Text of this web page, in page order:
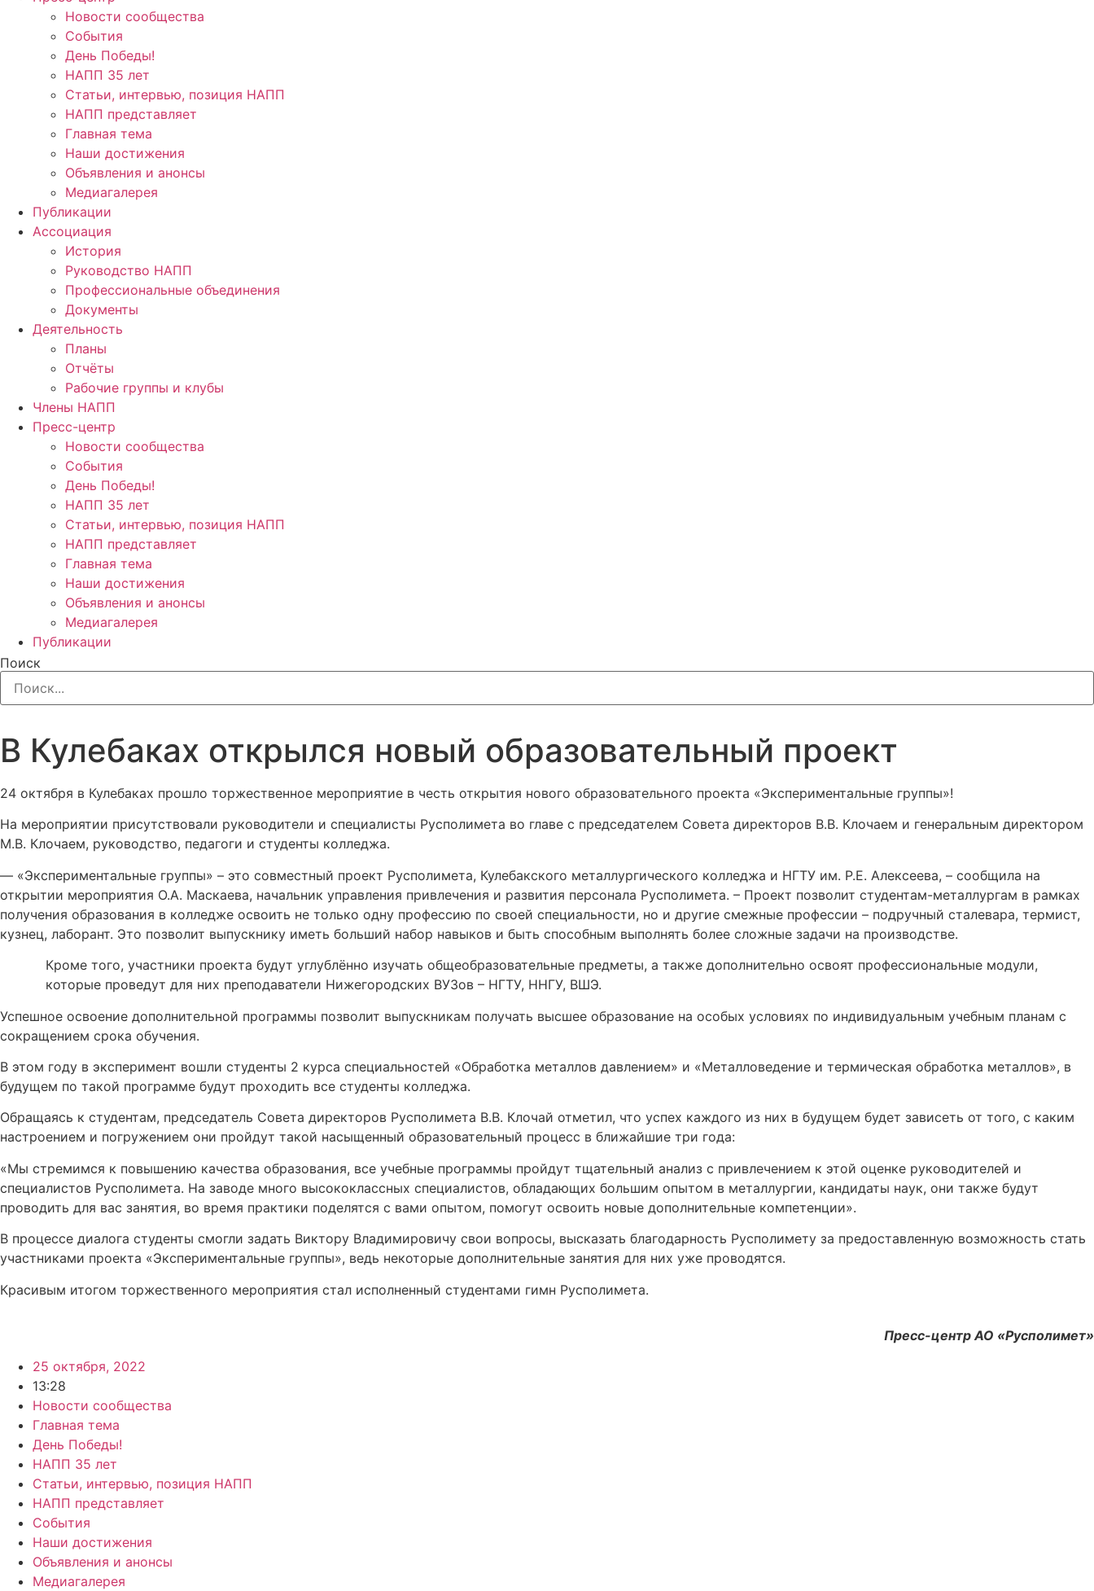
Новости сообщества
События
День Победы!
НАПП 35 лет
Статьи, интервью, позиция НАПП
НАПП представляет
Главная тема
Наши достижения
Объявления и анонсы
Медиагалерея
Публикации
Ассоциация
История
Руководство НАПП
Профессиональные объединения
Документы
Деятельность
Планы
Отчёты
Рабочие группы и клубы
Члены НАПП
Пресс-центр
Новости сообщества
События
День Победы!
НАПП 35 лет
Статьи, интервью, позиция НАПП
НАПП представляет
Главная тема
Наши достижения
Объявления и анонсы
Медиагалерея
Публикации
Поиск
В Кулебаках открылся новый образовательный проект
24 октября в Кулебаках прошло торжественное мероприятие в честь открытия нового образовательного проекта «Экспериментальные группы»!
На мероприятии присутствовали руководители и специалисты Русполимета во главе с председателем Совета директоров В.В. Клочаем и генеральным директором
М.В. Клочаем, руководство, педагоги и студенты колледжа.
— «Экспериментальные группы» – это совместный проект Русполимета, Кулебакского металлургического колледжа и НГТУ им. Р.Е. Алексеева, – сообщила на
открытии мероприятия О.А. Маскаева, начальник управления привлечения и развития персонала Русполимета. – Проект позволит студентам-металлургам в рамках
получения образования в колледже освоить не только одну профессию по своей специальности, но и другие смежные профессии – подручный сталевара, термист,
кузнец, лаборант. Это позволит выпускнику иметь больший набор навыков и быть способным выполнять более сложные задачи на производстве.
Кроме того, участники проекта будут углублённо изучать общеобразовательные предметы, а также дополнительно освоят профессиональные модули,
которые проведут для них преподаватели Нижегородских ВУЗов – НГТУ, ННГУ, ВШЭ.
Успешное освоение дополнительной программы позволит выпускникам получать высшее образование на особых условиях по индивидуальным учебным планам с
сокращением срока обучения.
В этом году в эксперимент вошли студенты 2 курса специальностей «Обработка металлов давлением» и «Металловедение и термическая обработка металлов», в
будущем по такой программе будут проходить все студенты колледжа.
Обращаясь к студентам, председатель Совета директоров Русполимета В.В. Клочай отметил, что успех каждого из них в будущем будет зависеть от того, с каким
настроением и погружением они пройдут такой насыщенный образовательный процесс в ближайшие три года:
«Мы стремимся к повышению качества образования, все учебные программы пройдут тщательный анализ с привлечением к этой оценке руководителей и
специалистов Русполимета. На заводе много высококлассных специалистов, обладающих большим опытом в металлургии, кандидаты наук, они также будут
проводить для вас занятия, во время практики поделятся с вами опытом, помогут освоить новые дополнительные компетенции».
В процессе диалога студенты смогли задать Виктору Владимировичу свои вопросы, высказать благодарность Русполимету за предоставленную возможность стать
участниками проекта «Экспериментальные группы», ведь некоторые дополнительные занятия для них уже проводятся.
Красивым итогом торжественного мероприятия стал исполненный студентами гимн Русполимета.
Пресс-центр АО «Русполимет»
25 октября, 2022
13:28
Новости сообщества
Главная тема
День Победы!
НАПП 35 лет
Статьи, интервью, позиция НАПП
НАПП представляет
События
Наши достижения
Объявления и анонсы
Медиагалерея